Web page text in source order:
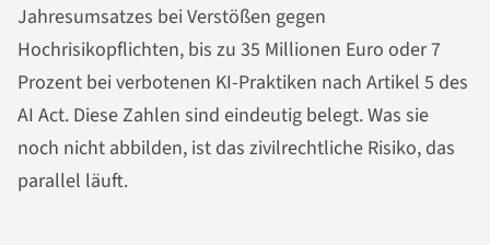
Jahresumsatzes bei Verstößen gegen
Hochrisikopflichten, bis zu 35 Millionen Euro oder 7
Prozent bei verbotenen KI-Praktiken nach Artikel 5 des
AI Act. Diese Zahlen sind eindeutig belegt. Was sie
noch nicht abbilden, ist das zivilrechtliche Risiko, das
parallel läuft.